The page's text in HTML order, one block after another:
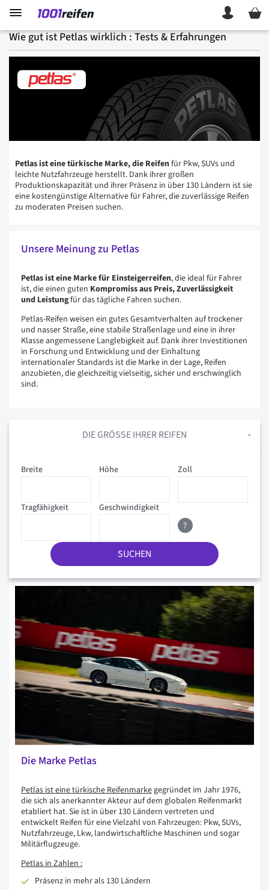
Mein
Wie gut ist Petlas wirklich : Tests & Erfahrungen
Petlas ist eine türkische Marke, die Reifenfür Pkw, SUVs und
leichte Nutzfahrzeuge herstellt. Dank ihrer großen
Produktionskapazität und ihrer Präsenz in über 130 Ländern ist sie
eine kostengünstige Alternative für Fahrer, die zuverlässige Reifen
zu moderaten Preisen suchen.
Unsere Meinung zu Petlas
Petlas ist eine Marke für Einsteigerreifen, die ideal für Fahrer
ist, die einen guten Kompromiss aus Preis, Zuverlässigkeit
und Leistungfür das tägliche Fahren suchen.
Petlas-Reifen weisen ein gutes Gesamtverhalten auf trockener
und nasser Straße, eine stabile Straßenlage und eine in ihrer
Klasse angemessene Langlebigkeit auf. Dank ihrer Investitionen
in Forschung und Entwicklung und der Einhaltung
internationaler Standards ist die Marke in der Lage, Reifen
anzubieten, die gleichzeitig vielseitig, sicher und erschwinglich
sind.
DIE GRÖSSE IHRER REIFEN
Zoll
Höhe
Tragfähigkeit Geschwindigkeit
Breite
?
SUCHEN
Die Marke Petlas
Petlas ist eine türkische Reifenmarkegegründet im Jahr 1976,
die sich als anerkannter Akteur auf dem globalen Reifenmarkt
etabliert hat. Sie ist in über 130 Ländern vertreten und
entwickelt Reifen für eine Vielzahl von Fahrzeugen: Pkw, SUVs,
Nutzfahrzeuge, Lkw, landwirtschaftliche Maschinen und sogar
Militärflugzeuge.
Petlas in Zahlen :
Präsenz in mehr als 130 Ländern